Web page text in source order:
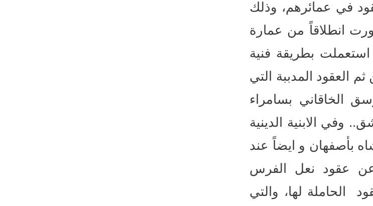
في عمائرهم، وذلك
انطلاقاً من عمارة
بطريقة فنية
العقود المدببة التي
الخاقاني بسامراء
وفي الابنية الدينية
بأصفهان و ايضاً عند
عن عقود نعل الفرس
الحاملة لها، والتي